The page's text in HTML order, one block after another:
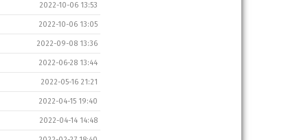
2022-10-06 13:53
2022-10-06 13:05
2022-09-08 13:36
2022-06-28 13:44
2022-05-16 21:21
2022-04-15 19:40
2022-04-14 14:48